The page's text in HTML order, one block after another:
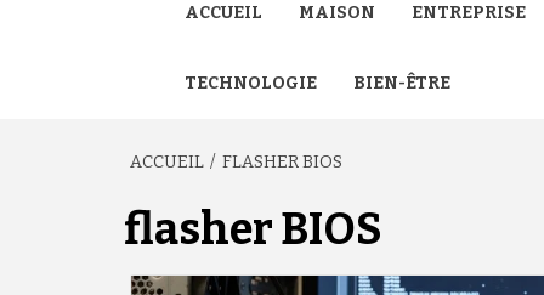
ACCUEIL MAISON ENTREPRISE
TECHNOLOGIE BIEN-ÊTRE
ACCUEIL FLASHER BIOS
flasher BIOS